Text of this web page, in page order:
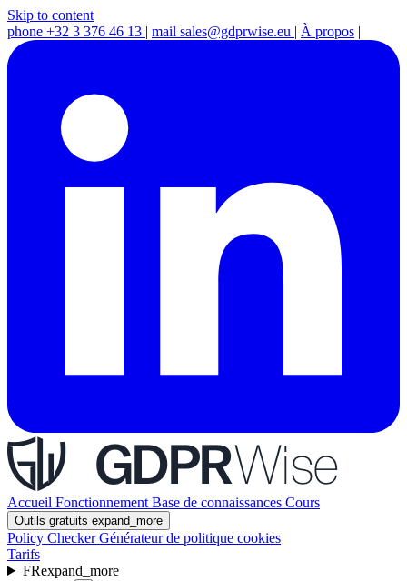
Skip to content
phone +32 3 376 46 13 | mail sales@gdprwise.eu | À propos |
Accueil Fonctionnement Base de connaissances Cours
Outils gratuits expand_more
Policy CheckerGénérateur de politique cookies
Tarifs
FRexpand_more